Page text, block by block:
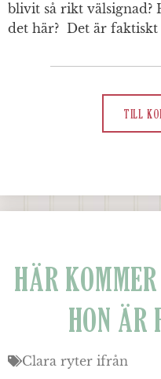
blivit så rikt välsignad?
det här? Det är
TILL
HÄR
HON ÄR
Clara ryter ifrån